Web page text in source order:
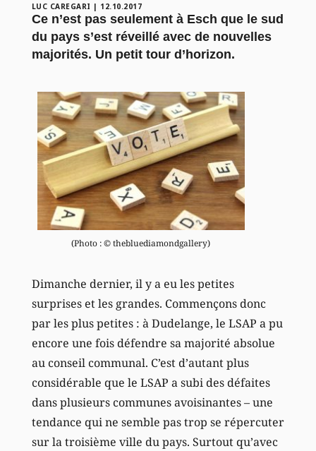
LUC CAREGARI | 12.10.2017
Ce n’est pas seulement à Esch que le sud
du pays s’est réveillé avec de nouvelles
majorités. Un petit tour d’horizon.
(Photo : © thebluediamondgallery)
Dimanche dernier, il y a eu les petites
surprises et les grandes. Commençons donc
par les plus petites : à Dudelange, le LSAP a pu
encore une fois défendre sa majorité absolue
au conseil communal. C’est d’autant plus
considérable que le LSAP a subi des défaites
dans plusieurs communes avoisinantes – une
tendance qui ne semble pas trop se répercuter
sur la troisième ville du pays. Surtout qu’avec